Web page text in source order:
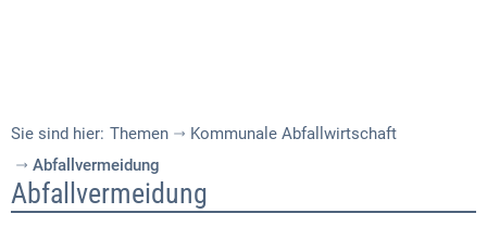
Sie sind hier: Themen
Kommunale Abfallwirtschaft
Abfallvermeidung
Abfallvermeidung
Abfallvermeidung